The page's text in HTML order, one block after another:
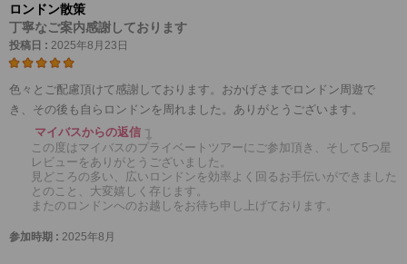
面で不安があるけどツアーにない場所にも行きたい方にはとてもおすす
めです。同行してくださったアシスタントさん、ありがとうございまし
た。
ロンドン散策
丁寧なご案内感謝しております
投稿日 : 2025年8月23日
色々とご配慮頂けて感謝しております。おかげさまでロンドン周遊で
き、その後も自らロンドンを周れました。ありがとうございます。
マイバスからの返信
この度はマイバスのプライベートツアーにご参加頂き、そして5つ星
レビューをありがとうございました。
見どころの多い、広いロンドンを効率よく回るお手伝いができました
とのこと、大変嬉しく存じます。
またのロンドンへのお越しをお待ち申し上げております。
参加時期 : 2025年8月